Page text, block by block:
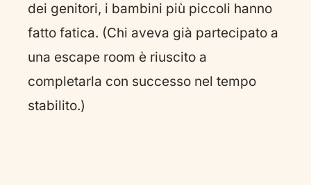
dei genitori, i bambini più piccoli hanno
fatto fatica. (Chi aveva già partecipato a
una escape room è riuscito a
completarla con successo nel tempo
stabilito.)